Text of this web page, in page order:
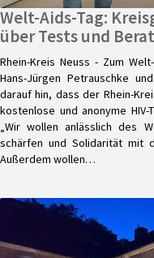
Welt-Aids-Tag:
über Tests und
Rhein-Kreis Neuss - Zum
Hans-Jürgen Petrauschke
darauf hin, dass der Rhein-
kostenlose und anonyme
„Wir wollen anlässlich des
schärfen und Solidarität mit
Außerdem wollen…